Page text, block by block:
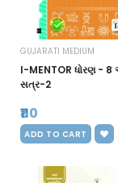
GUJARATI MEDIUM
I-MENTOR ધોરણ -
સત્ર-2
₹110
ADD TO CART